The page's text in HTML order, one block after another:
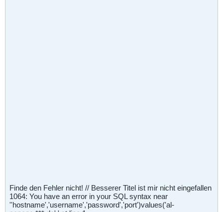
Finde den Fehler nicht! // Besserer Titel ist mir nicht eingefallen
1064: You have an error in your SQL syntax near
''hostname','username','password','port')values('al-